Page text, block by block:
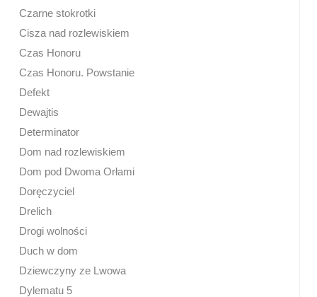
Czarne stokrotki
Cisza nad rozlewiskiem
Czas Honoru
Czas Honoru. Powstanie
Defekt
Dewajtis
Determinator
Dom nad rozlewiskiem
Dom pod Dwoma Orłami
Doręczyciel
Drelich
Drogi wolności
Duch w dom
Dziewczyny ze Lwowa
Dylematu 5